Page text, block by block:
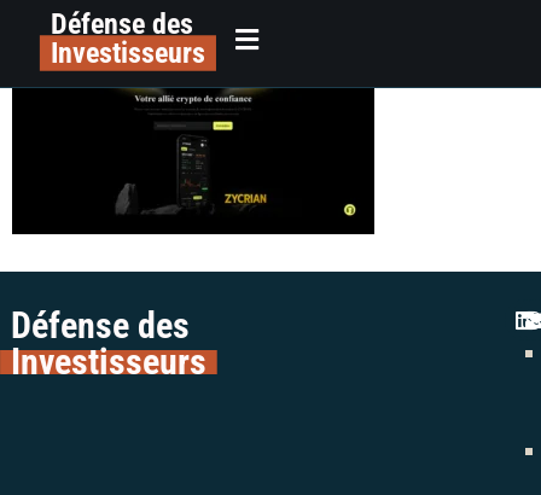
principalDéfense des
Investisseurs
image
Défense des
Investisseurs